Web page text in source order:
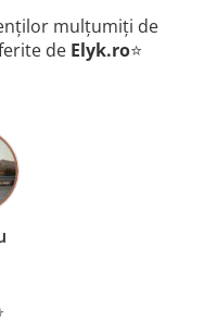
minimalist Jack S,
gamei noastre și bucură-te
de top!
a garanta cel mai
sunt tăiate cu precizie
mulțumiți de
de Elyk.ro⭐